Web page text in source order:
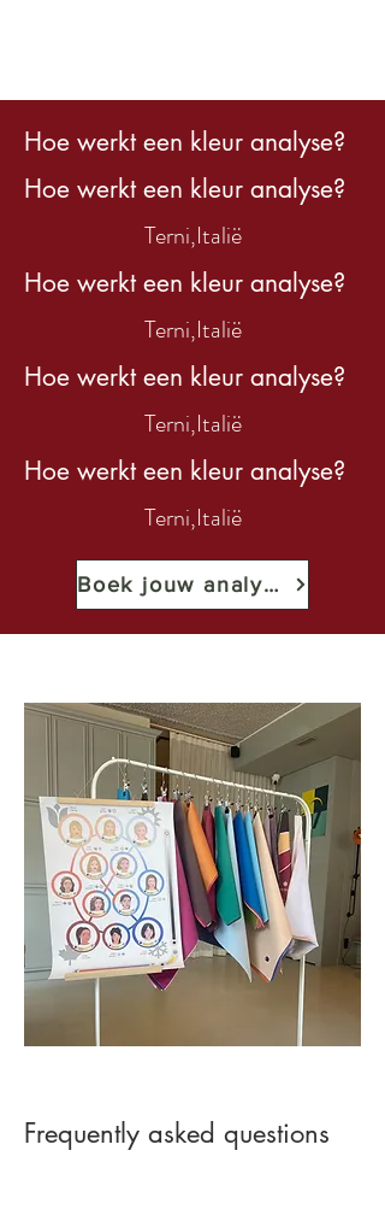
Hoe werkt een kleur analyse?
Hoe werkt een kleur analyse?
Terni,Italië
Hoe werkt een kleur analyse?
Terni,Italië
Hoe werkt een kleur analyse?
Terni,Italië
Hoe werkt een kleur analyse?
Terni,Italië
Boek jouw analyse
Frequently asked questions